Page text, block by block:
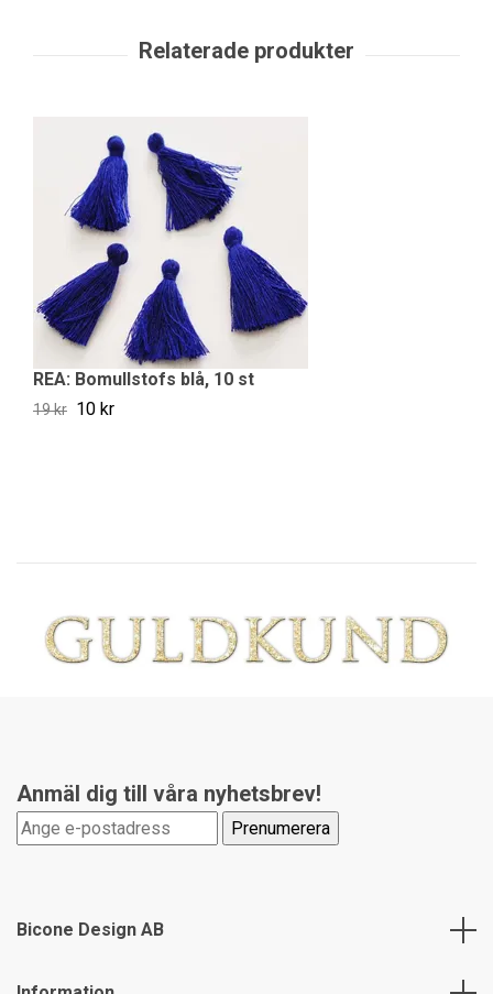
REA: Bomullstofs blå, 10 st
19 kr 10 kr
Anmäl dig till våra nyhetsbrev!
Bicone Design AB